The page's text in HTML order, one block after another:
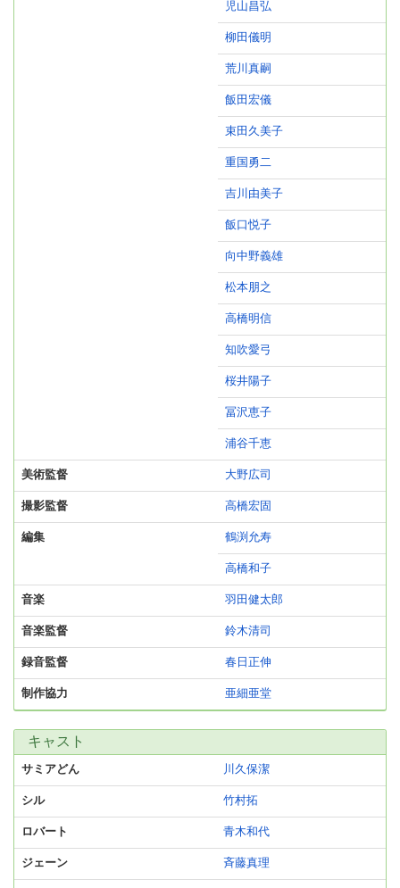
児山昌弘
柳田儀明
荒川真嗣
飯田宏儀
束田久美子
重国勇二
吉川由美子
飯口悦子
向中野義雄
松本朋之
高橋明信
知吹愛弓
桜井陽子
冨沢恵子
浦谷千恵
美術監督 大野広司
撮影監督 高橋宏固
編集 鶴渕允寿
高橋和子
音楽 羽田健太郎
音楽監督 鈴木清司
録音監督 春日正伸
制作協力 亜細亜堂
キャスト
サミアどん 川久保潔
シル 竹村拓
ロバート 青木和代
ジェーン 斉藤真理